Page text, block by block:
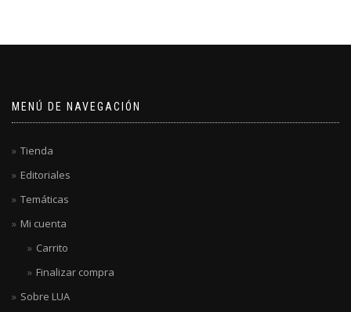
MENÚ DE NAVEGACIÓN
Tienda
Editoriales
Temáticas
Mi cuenta
Carrito
Finalizar compra
Sobre LUA